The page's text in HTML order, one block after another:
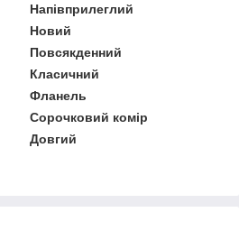
Напівприлеглий
Новий
Повсякденний
Класичний
Фланель
Сорочковий комір
Довгий